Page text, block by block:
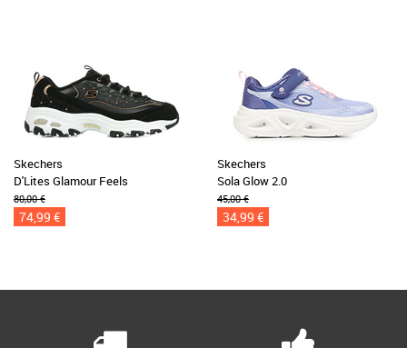
Skechers
D'Lites Glamour Feels
80,00 €
74,99 €
Skechers
Sola Glow 2.0
45,00 €
34,99 €